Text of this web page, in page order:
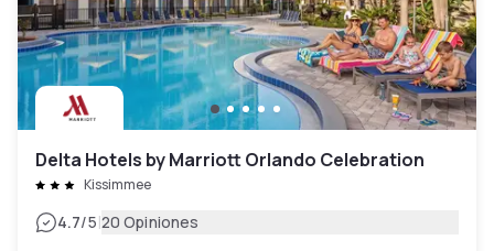
Delta Hotels by Marriott Orlando Celebration
Kissimmee
4.7/5|20 Opiniones